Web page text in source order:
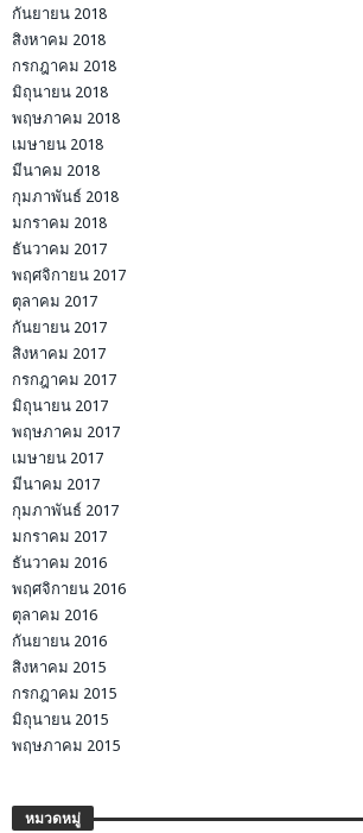
กันยายน 2018
สิงหาคม 2018
กรกฎาคม 2018
มิถุนายน 2018
พฤษภาคม 2018
เมษายน 2018
มีนาคม 2018
กุมภาพันธ์ 2018
มกราคม 2018
ธันวาคม 2017
พฤศจิกายน 2017
ตุลาคม 2017
กันยายน 2017
สิงหาคม 2017
กรกฎาคม 2017
มิถุนายน 2017
พฤษภาคม 2017
เมษายน 2017
มีนาคม 2017
กุมภาพันธ์ 2017
มกราคม 2017
ธันวาคม 2016
พฤศจิกายน 2016
ตุลาคม 2016
กันยายน 2016
สิงหาคม 2015
กรกฎาคม 2015
มิถุนายน 2015
พฤษภาคม 2015
หมวดหมู่